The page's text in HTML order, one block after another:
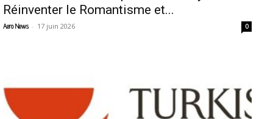
Réinventer le Romantisme et...
Aero News - 17 juin 2026 0